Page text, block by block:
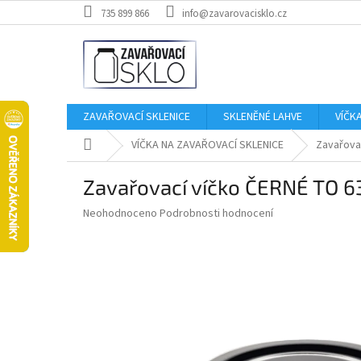
na
735 899 866 info@zavarovacisklo.cz
ZAVAŘOVACÍ SKLENICE SKLENĚNÉ LAHVE
Domů VÍČKA NA ZAVAŘOVACÍ SKLENICE
Zavařovací víčko ČERNÉ TO
Průměrné
Neohodnoceno Podrobnosti hodnocení